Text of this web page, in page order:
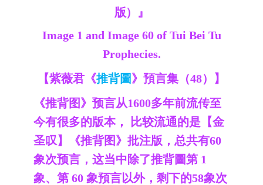
版）』
Image 1 and Image 60 of Tui Bei Tu
Prophecies.
【紫薇君《推背圖 》預言集（48）】
《推背图》预言从1600多年前流传至
今有很多的版本， 比较流通的是【金
圣叹】《推背图》批注版，总共有60
象次预言，这当中除了推背圖第 1
象、第 60 象預言以外，剩下的58象次